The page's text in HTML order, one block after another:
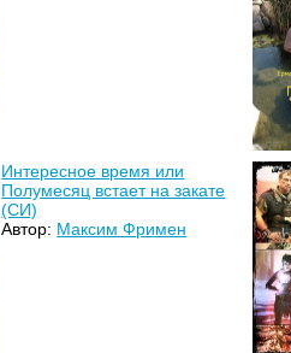
Интересное время или
Полумесяц встает на закате
(СИ)
Автор: Максим Фримен